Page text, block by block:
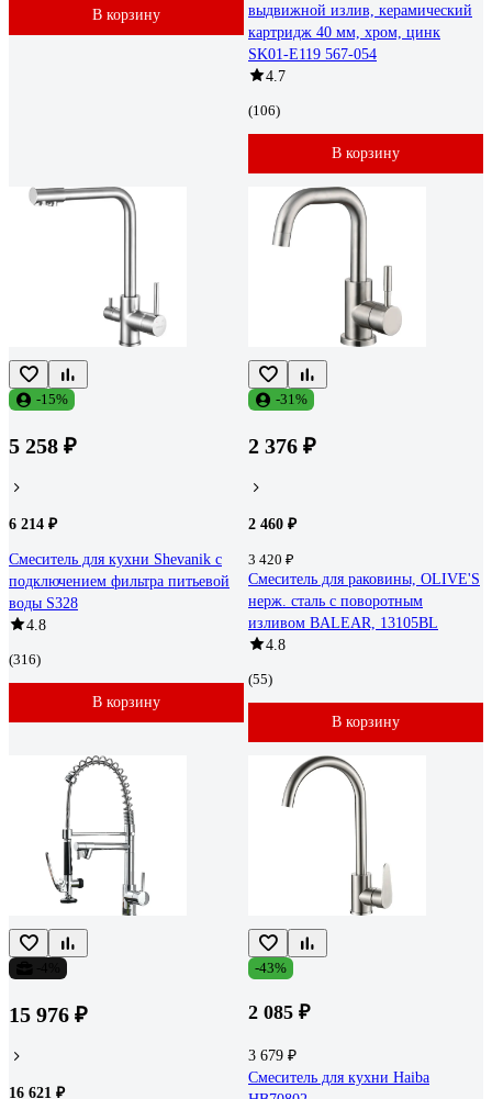
В корзину
выдвижной излив, керамический
картридж 40 мм, хром, цинк
SK01-E119 567-054
4.7
(106)
В корзину
-15%
5 258 ₽
6 214 ₽
Смеситель для кухни Shevanik с
подключением фильтра питьевой
воды S328
4.8
(316)
В корзину
-31%
2 376 ₽
2 460 ₽
3 420 ₽
Смеситель для раковины, OLIVE'S
нерж. сталь с поворотным
изливом BALEAR, 13105BL
4.8
(55)
В корзину
15 976 ₽
16 621 ₽
-43%
2 085 ₽
3 679 ₽
Смеситель для кухни Haiba